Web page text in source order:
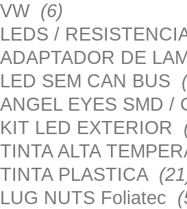
VW (6)
LEDS /
ADAPTADOR DE
LED SEM CAN BUS
ANGEL EYES SMD
KIT LED EXTERIOR
TINTA ALTA
TINTA PLASTICA
LUG NUTS Foliatec